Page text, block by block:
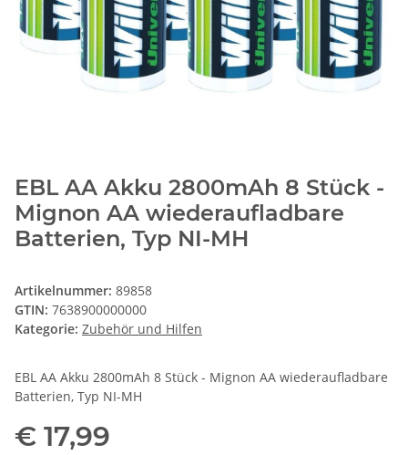
EBL AA Akku 2800mAh 8 Stück -
Mignon AA wiederaufladbare
Batterien, Typ NI-MH
Artikelnummer: 89858
GTIN: 7638900000000
Kategorie: Zubehör und Hilfen
EBL AA Akku 2800mAh 8 Stück - Mignon AA wiederaufladbare
Batterien, Typ NI-MH
€ 17,99